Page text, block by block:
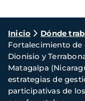
Ruta
de
navegación
Inicio Dónde
Fortalecimiento de
Dionisio y
Matagalpa
estrategias de
participativas de